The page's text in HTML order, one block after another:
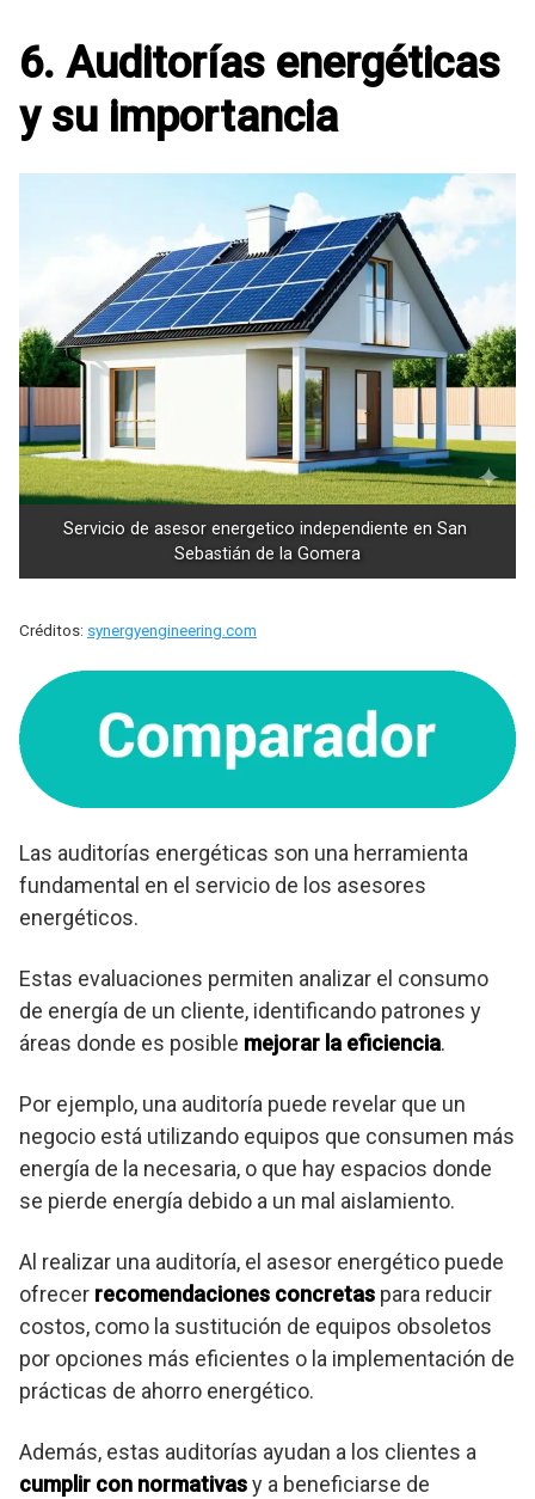
6. Auditorías energéticas
y su importancia
Servicio de asesor energetico independiente en San
Sebastián de la Gomera
Créditos: synergyengineering.com
Las auditorías energéticas son una herramienta
fundamental en el servicio de los asesores
energéticos.
Estas evaluaciones permiten analizar el consumo
de energía de un cliente, identificando patrones y
áreas donde es posible mejorar la eficiencia.
Por ejemplo, una auditoría puede revelar que un
negocio está utilizando equipos que consumen más
energía de la necesaria, o que hay espacios donde
se pierde energía debido a un mal aislamiento.
Al realizar una auditoría, el asesor energético puede
ofrecer recomendaciones concretas para reducir
costos, como la sustitución de equipos obsoletos
por opciones más eficientes o la implementación de
prácticas de ahorro energético.
Además, estas auditorías ayudan a los clientes a
cumplir con normativasy a beneficiarse de